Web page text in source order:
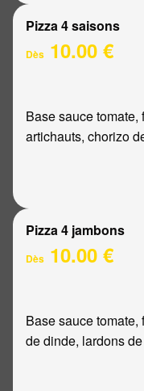
Pizza 4 saisons
Dès 10.00 €
Base sauce
artichauts, chorizo
Pizza 4 jambons
Dès 10.00 €
Base sauce
de dinde, lardons